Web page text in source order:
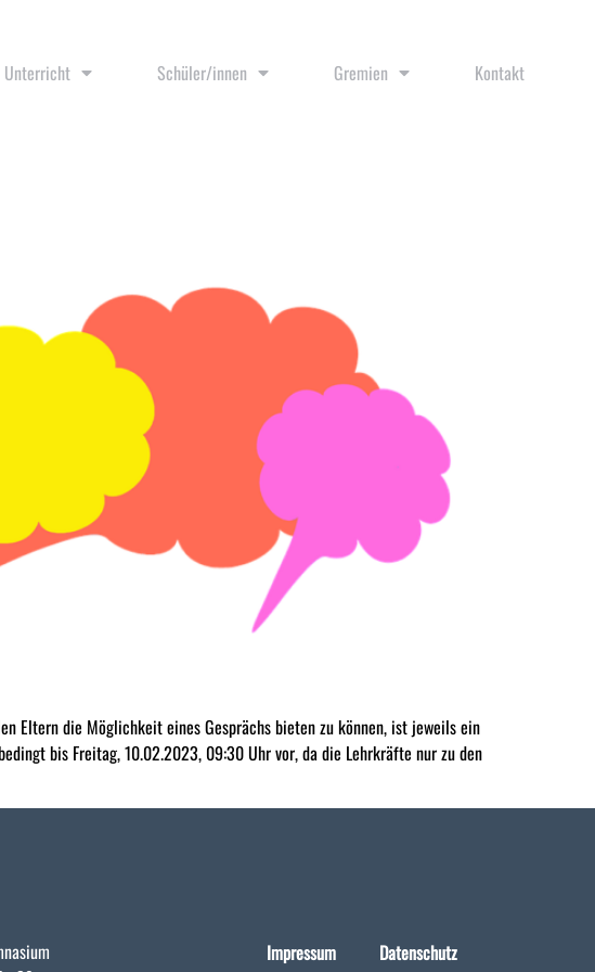
Unterricht Schüler/innen Gremien Kontakt
Eltern die Möglichkeit eines Gesprächs bieten zu können, ist jeweils ein
bis Freitag, 10.02.2023, 09:30 Uhr vor, da die Lehrkräfte nur zu den
Impressum Datenschutz